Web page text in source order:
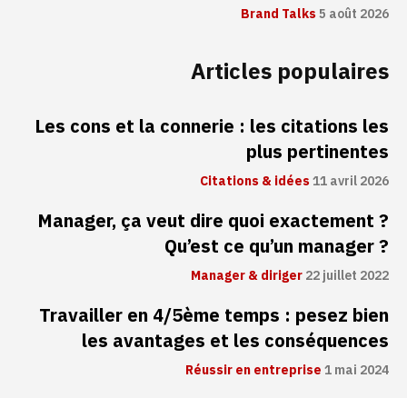
Brand Talks5 août 2026
Articles populaires
Les cons et la connerie : les citations les
plus pertinentes
Citations & idées11 avril 2026
Manager, ça veut dire quoi exactement ?
Qu’est ce qu’un manager ?
Manager & diriger22 juillet 2022
Travailler en 4/5ème temps : pesez bien
les avantages et les conséquences
Réussir en entreprise1 mai 2024